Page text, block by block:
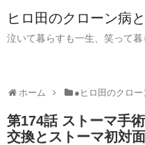
ヒロ田のクローン病
泣いて暮らすも一生、笑って
ホーム ●ヒロ田のクロ
第174話 ストーマ手
交換とストーマ初対面